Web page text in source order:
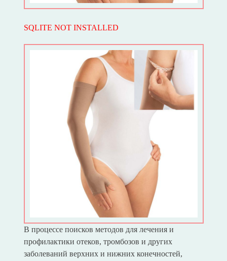
SQLITE NOT INSTALLED
В процессе поисков методов для лечения и
профилактики отеков, тромбозов и других
заболеваний верхних и нижних конечностей,